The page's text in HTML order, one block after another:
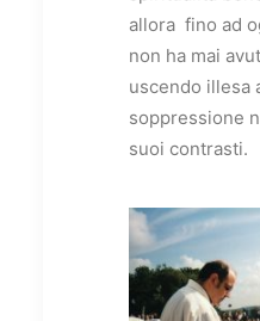
allora fino ad
non ha mai
uscendo illesa
soppressione
suoi contrasti.